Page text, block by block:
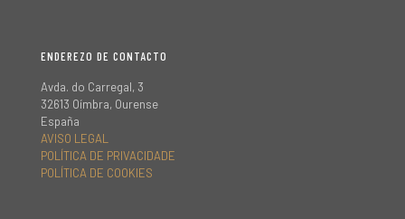
ENDEREZO DE CONTACTO
Avda. do Carregal, 3
32613 Oímbra, Ourense
España
AVISO LEGAL
POLÍTICA DE PRIVACIDADE
POLÍTICA DE COOKIES